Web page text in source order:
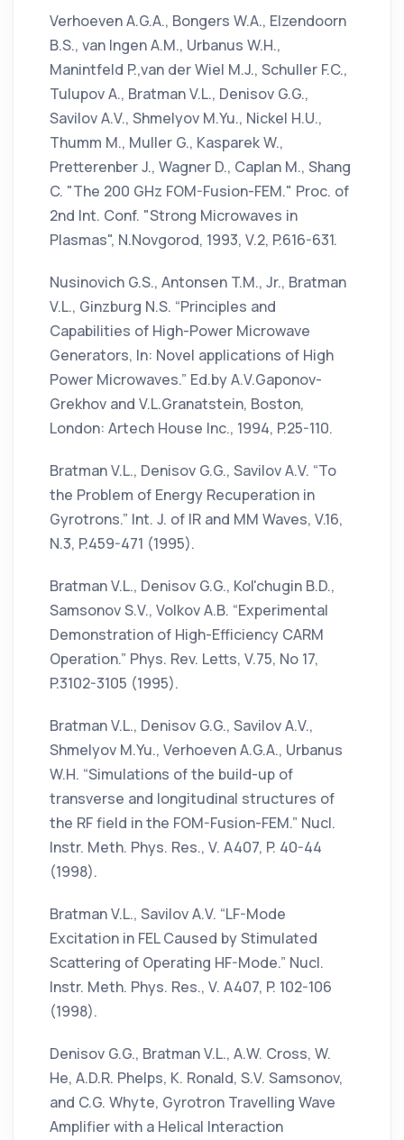
Verhoeven A.G.A., Bongers W.A., Elzendoorn
B.S., van Ingen A.M., Urbanus W.H.,
Manintfeld P.,van der Wiel M.J., Schuller F.C.,
Tulupov A., Bratman V.L., Denisov G.G.,
Savilov A.V., Shmelyov M.Yu., Nickel H.U.,
Thumm M., Muller G., Kasparek W.,
Pretterenber J., Wagner D., Caplan M., Shang
C. "The 200 GHz FOM-Fusion-FEM." Proc. of
2nd Int. Conf. "Strong Microwaves in
Plasmas", N.Novgorod, 1993, V.2, P.616-631.
Nusinovich G.S., Antonsen T.M., Jr., Bratman
V.L., Ginzburg N.S. “Principles and
Capabilities of High-Power Microwave
Generators, In: Novel applications of High
Power Microwaves.” Ed.by A.V.Gaponov-
Grekhov and V.L.Granatstein, Boston,
London: Artech House Inc., 1994, P.25-110.
Bratman V.L., Denisov G.G., Savilov A.V. “To
the Problem of Energy Recuperation in
Gyrotrons.” Int. J. of IR and MM Waves, V.16,
N.3, P.459-471 (1995).
Bratman V.L., Denisov G.G., Kol'chugin B.D.,
Samsonov S.V., Volkov A.B. “Experimental
Demonstration of High-Efficiency CARM
Operation.” Phys. Rev. Letts, V.75, No 17,
P.3102-3105 (1995).
Bratman V.L., Denisov G.G., Savilov A.V.,
Shmelyov M.Yu., Verhoeven A.G.A., Urbanus
W.H. “Simulations of the build-up of
transverse and longitudinal structures of
the RF field in the FOM-Fusion-FEM.” Nucl.
Instr. Meth. Phys. Res., V. A407, P. 40-44
(1998).
Bratman V.L., Savilov A.V. “LF-Mode
Excitation in FEL Caused by Stimulated
Scattering of Operating HF-Mode.” Nucl.
Instr. Meth. Phys. Res., V. A407, P. 102-106
(1998).
Denisov G.G., Bratman V.L., A.W. Cross, W.
He, A.D.R. Phelps, K. Ronald, S.V. Samsonov,
and C.G. Whyte, Gyrotron Travelling Wave
Amplifier with a Helical Interaction